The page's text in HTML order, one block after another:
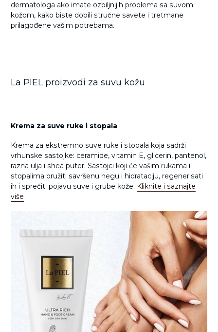
dermatologa ako imate ozbiljnijih problema sa suvom
kožom, kako biste dobili stručne savete i tretmane
prilagođene vašim potrebama.
La PIEL proizvodi za suvu kožu
Krema za suve ruke i stopala
Krema za ekstremno suve ruke i stopala koja sadrži
vrhunske sastojke: ceramide, vitamin E, glicerin, pantenol,
razna ulja i shea puter. Sastojci koji će vašim rukama i
stopalima pružiti savršenu negu i hidrataciju, regenerisati
ih i sprečiti pojavu suve i grube kože. Kliknite i saznajte
više